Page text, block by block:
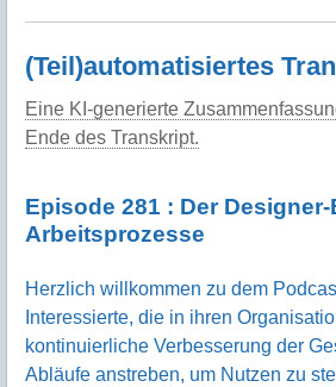
(Teil)automatisiertes
Eine KI-generierte
Ende des Transkript.
Episode 281 : Der
Arbeitsprozesse
Herzlich willkommen zu dem
Interessierte, die in ihren
kontinuierliche Verbesserung der
Abläufe anstreben, um Nutzen zu